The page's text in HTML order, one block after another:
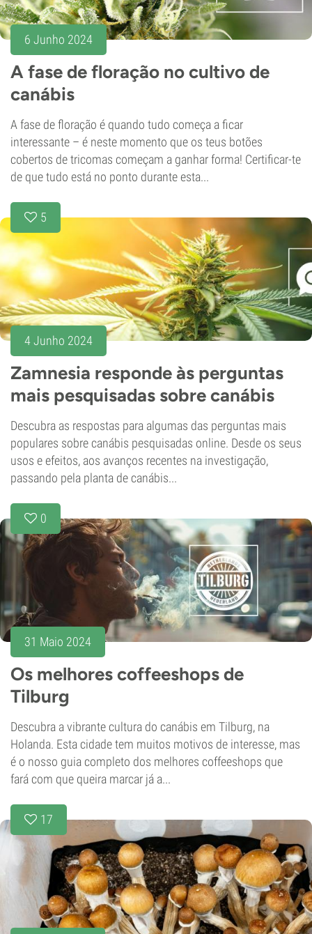
6 Junho 2024
A fase de floração no cultivo de
canábis
A fase de floração é quando tudo começa a ficar
interessante – é neste momento que os teus botões
cobertos de tricomas começam a ganhar forma! Certificar-te
de que tudo está no ponto durante esta...
5
4 Junho 2024
Zamnesia responde às perguntas
mais pesquisadas sobre canábis
Descubra as respostas para algumas das perguntas mais
populares sobre canábis pesquisadas online. Desde os seus
usos e efeitos, aos avanços recentes na investigação,
passando pela planta de canábis...
0
31 Maio 2024
Os melhores coffeeshops de
Tilburg
Descubra a vibrante cultura do canábis em Tilburg, na
Holanda. Esta cidade tem muitos motivos de interesse, mas
é o nosso guia completo dos melhores coffeeshops que
fará com que queira marcar já a...
17